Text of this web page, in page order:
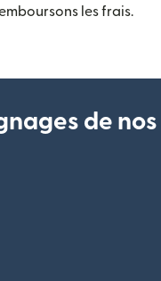
les frais.
de nos